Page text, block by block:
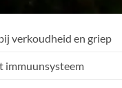
verkoudheid en griep
immuunsysteem